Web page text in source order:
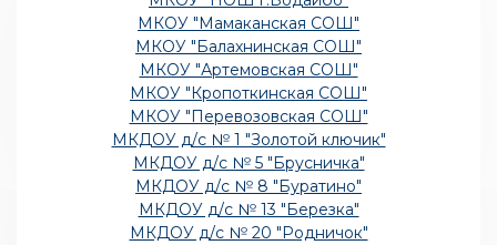
МКОУ "Мамаканская СОШ"
МКОУ "Балахнинская СОШ"
МКОУ "Артемовская СОШ"
МКОУ "Кропоткинская СОШ"
МКОУ "Перевозовская СОШ"
МКДОУ д/с № 1 "Золотой ключик"
МКДОУ д/с № 5 "Брусничка"
МКДОУ д/с № 8 "Буратино"
МКДОУ д/с № 13 "Березка"
МКДОУ д/с № 20 "Родничок"